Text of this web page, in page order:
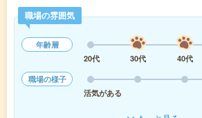
職場の雰囲気
年齢層
20代
30代 40代
職場の様子
活気がある